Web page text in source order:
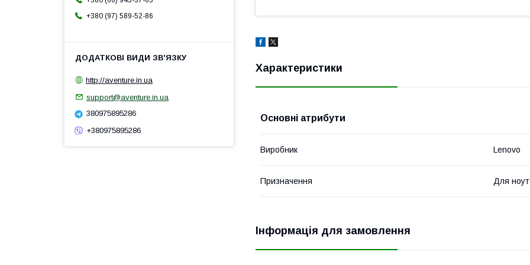
Характеристики
Основні атрибути
Виробник Lenovo
Призначення Для
Інформація для замовлення
+380 (97) 589-52-86
http://aventure.in.ua
support@aventure.in.ua
380975895286
+380975895286